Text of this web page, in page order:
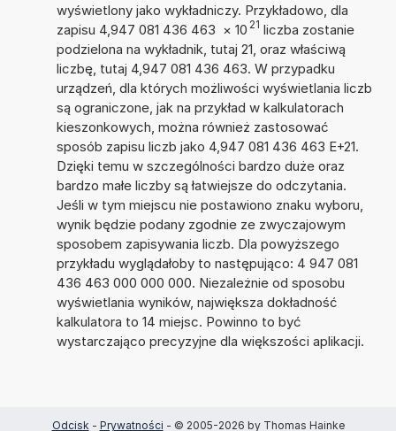
wyświetlony jako wykładniczy. Przykładowo, dla
zapisu 4,947 081 436 463 × 10 21 liczba zostanie
podzielona na wykładnik, tutaj 21, oraz właściwą
liczbę, tutaj 4,947 081 436 463. W przypadku
urządzeń, dla których możliwości wyświetlania liczb
są ograniczone, jak na przykład w kalkulatorach
kieszonkowych, można również zastosować
sposób zapisu liczb jako 4,947 081 436 463 E+21.
Dzięki temu w szczególności bardzo duże oraz
bardzo małe liczby są łatwiejsze do odczytania.
Jeśli w tym miejscu nie postawiono znaku wyboru,
wynik będzie podany zgodnie ze zwyczajowym
sposobem zapisywania liczb. Dla powyższego
przykładu wyglądałoby to następująco: 4 947 081
436 463 000 000 000. Niezależnie od sposobu
wyświetlania wyników, największa dokładność
kalkulatora to 14 miejsc. Powinno to być
wystarczająco precyzyjne dla większości aplikacji.
Odcisk - Prywatności - © 2005-2026 by Thomas Hainke